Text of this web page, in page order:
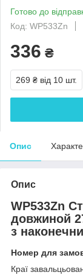
Готово до
Код: WP533Zn
336 ₴
269 ₴ від 10 шт.
Опис
Опис
WP533Zn
довжиной
з
Номер для
Краї